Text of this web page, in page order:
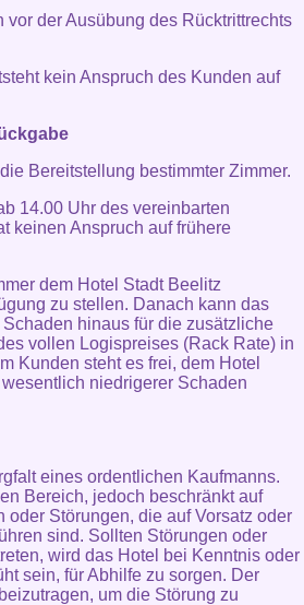
der Ausübung des Rücktrittrechts
kein Anspruch des Kunden auf
Bereitstellung bestimmter Zimmer.
14.00 Uhr des vereinbarten
keinen Anspruch auf frühere
dem Hotel Stadt Beelitz
zu stellen. Danach kann das
hinaus für die zusätzliche
vollen Logispreises (Rack Rate) in
Kunden steht es frei, dem Hotel
niedrigerer Schaden
eines ordentlichen Kaufmanns.
Bereich, jedoch beschränkt auf
Störungen, die auf Vorsatz oder
sind. Sollten Störungen oder
wird das Hotel bei Kenntnis oder
sein, für Abhilfe zu sorgen. Der
um die Störung zu